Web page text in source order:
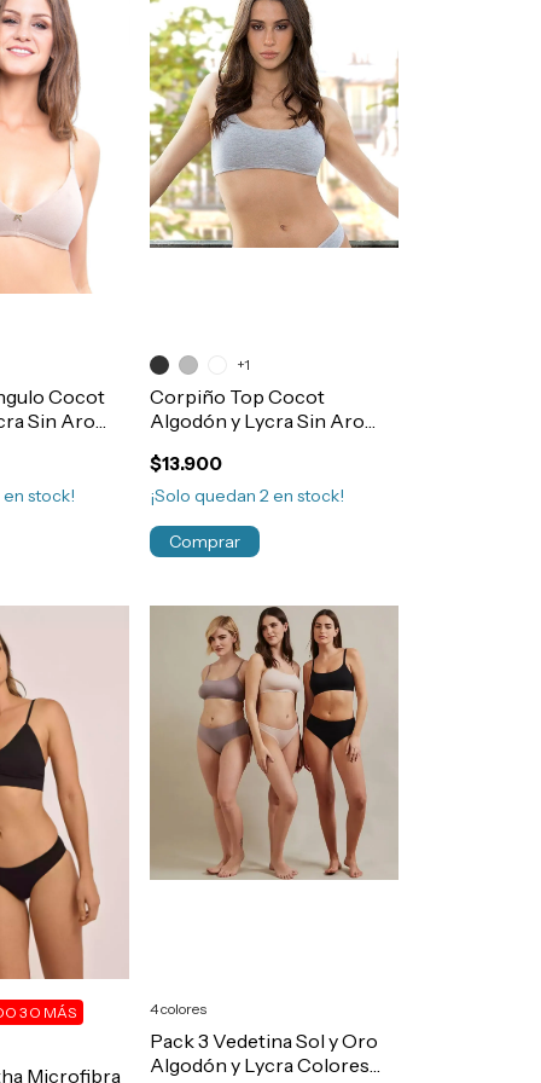
Cocot
Sin Aro
en stock!
Corpiño Top Cocot
Algodón y Lycra Sin Aro
$13.900
¡Solo quedan 2en stock!
+1
Comprar
Microfibra
3 O MÁS
Pack 3 Vedetina Sol y Oro
Algodón y Lycra Colores
4 colores